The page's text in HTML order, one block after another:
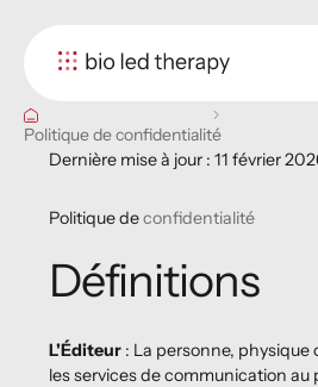
Politique de confidentialité
Dernière mise à jour : 11 février
Politique deconfidentialité
Définitions
L'Éditeur : La personne, physique
les services de communication au